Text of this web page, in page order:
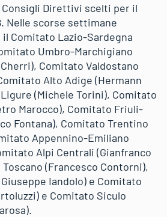
Direttivi scelti per il
Nelle scorse settimane
Comitato Lazio-Sardegna
Umbro-Marchigiano
Comitato Valdostano
Alto Adige (Hermann
(Michele Torini), Comitato
Marocco), Comitato Friuli-
Fontana), Comitato Trentino
Appennino-Emiliano
Alpi Centrali (Gianfranco
(Francesco Contorni),
Iandolo) e Comitato
e Comitato Siculo